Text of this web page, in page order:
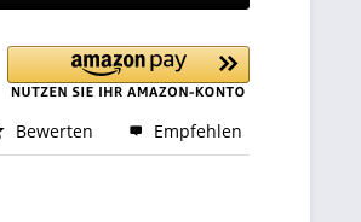
Bewerten Empfehlen